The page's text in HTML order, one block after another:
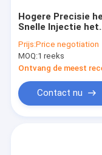
Hogere Precisie
Snelle Injectie het
Machineschroef
Manier plastificeren
Prijs:Price negotiation
MOQ:1 reeks
Ontvang de meest
Contact nu